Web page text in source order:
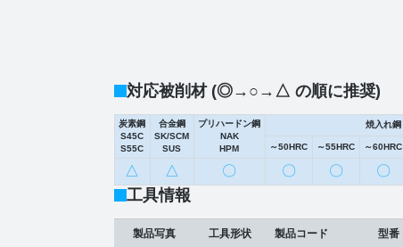
対応被削材 (◎→○→△ の順に推奨)
炭素鋼
S45C
S55C
合金鋼
SK/SCM
SUS
プリハードン鋼
NAK
HPM
焼入れ鋼
～50HRC
～55HRC ～60HRC
△ △ 〇 〇 〇 〇
工具情報
製品写真 工具形状 製品コード 型番